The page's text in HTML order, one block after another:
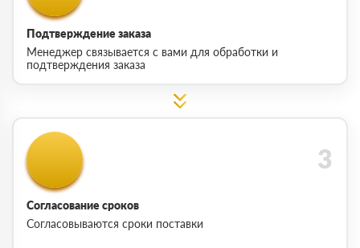
Подтверждение заказа
Менеджер связывается с вами для обработки и
подтверждения заказа
Согласование сроков
Согласовываются сроки поставки